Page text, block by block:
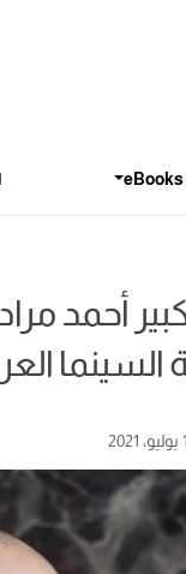
eBooks
أحمد
السينما